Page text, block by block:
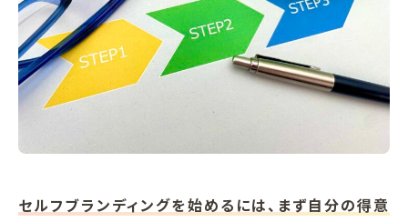
セルフブランディングを始めるには、まず自分の得意